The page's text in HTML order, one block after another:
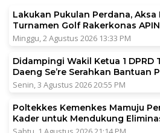
Lakukan Pukulan Perdana, Aksa
Turnamen Golf Rakerkonas
Minggu, 2 Agustus 2026 13:33 PM
Didampingi Wakil Ketua 1 DPRD
Daeng Se’re Serahkan Bantuan
Senin, 3 Agustus 2026 20:55 PM
Poltekkes Kemenkes Mamuju
Kader untuk Mendukung